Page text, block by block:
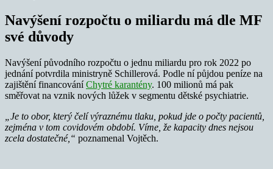
Navýšení rozpočtu o miliardu má dle MF
své důvody
Navýšení původního rozpočtu o jednu miliardu pro rok 2022 po
jednání potvrdila ministryně Schillerová. Podle ní půjdou peníze na
zajištění financováníChytré karantény. 100 milionů má pak
směřovat na vznik nových lůžek v segmentu dětské psychiatrie.
„Je to obor, který čelí výraznému tlaku, pokud jde o počty pacientů,
zejména v tom covidovém období. Víme, že kapacity dnes nejsou
zcela dostatečné,“ poznamenal Vojtěch.